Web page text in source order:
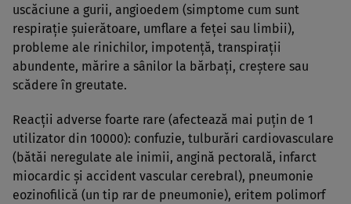
uscăciune a gurii, angioedem (simptome cum sunt
respiraţie şuierătoare, umflare a feţei sau limbii),
probleme ale rinichilor, impotenţă, transpiraţii
abundente, mărire a sânilor la bărbaţi, creştere sau
scădere în greutate.
Reacţii adverse foarte rare (afectează mai puţin de 1
utilizator din 10000): confuzie, tulburări cardiovasculare
(bătăi neregulate ale inimii, angină pectorală, infarct
miocardic şi accident vascular cerebral), pneumonie
eozinofilică (un tip rar de pneumonie), eritem polimorf